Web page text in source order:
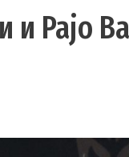
и Рајо